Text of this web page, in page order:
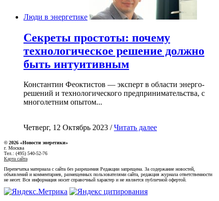
Люди в энергетике
Секреты простоты: почему
технологическое решение должно
быть интуитивным
Константин Феоктистов — эксперт в области энерго-
решений и технологического предпринимательства, с
многолетним опытом...
Четверг, 12 Октябрь 2023 /Читать далее
© 2026 «Новости энеретики»
г. Москва
Тел.: (495) 540-52-76
Карта сайта
Перепечатка материала с сайта без разрешения Редакции запрещена. За содержание новостей,
объявлений и комментариев, размещенных пользователями сайта, редакция журнала ответственности
не несет. Вся информация носит справочный характер и не является публичной офертой.